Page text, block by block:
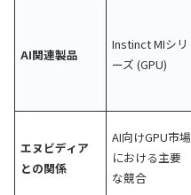
AI関連製品
Instinct MIシリ
ーズ (GPU)
エヌビディア
との関係
AI向けGPU市場
における主要
な競合